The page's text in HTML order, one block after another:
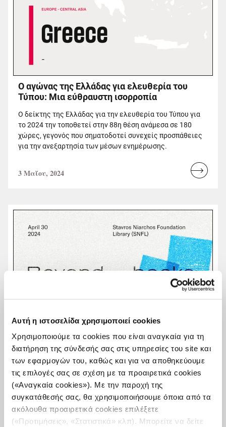
Αυτή η ιστοσελίδα χρησιμοποιεί cookies
Χρησιμοποιούμε τα cookies που είναι αναγκαία για τη
διατήρηση της σύνδεσής σας στις υπηρεσίες του site και
των εφαρμογών του, καθώς και για να αποθηκεύουμε
τις επιλογές σας σε σχέση με τα προαιρετικά cookies
(«Αναγκαία cookies»). Με την παροχή της
συγκατάθεσής σας, θα χρησιμοποιήσουμε όποια από τα
ακόλουθα προαιρετικά cookies επιλέξετε
(«Προτιμήσεις», «Στατιστικά» κλπ). Μπορείτε να δείτε
Ο αγώνας της Ελλάδας για ελευθερία του
Τύπου: Μια εύθραυστη ισορροπία
Ο δείκτης της Ελλάδας για την ελευθερία του Τύπου για
το 2024 την τοποθετεί στην 88η θέση ανάμεσα σε 180
χώρες, γεγονός που σηματοδοτεί συνεχείς προσπάθειες
για την ανεξαρτησία των μέσων ενημέρωσης.
3 Μαΐου, 2024
Read
Διάλογοι ΙΣΝ – Πέρα από τα Βιβλία: Πώς οι